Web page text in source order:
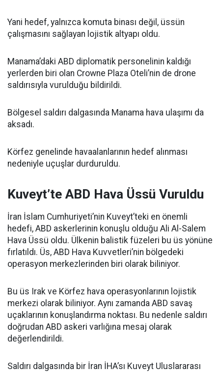
Yani hedef, yalnızca komuta binası değil, üssün
çalışmasını sağlayan lojistik altyapı oldu.
Manama’daki ABD diplomatik personelinin kaldığı
yerlerden biri olan Crowne Plaza Oteli’nin de drone
saldırısıyla vurulduğu bildirildi.
Bölgesel saldırı dalgasında Manama hava ulaşımı da
aksadı.
Körfez genelinde havaalanlarının hedef alınması
nedeniyle uçuşlar durduruldu.
Kuveyt’te ABD Hava Üssü Vuruldu
İran İslam Cumhuriyeti’nin Kuveyt’teki en önemli
hedefi, ABD askerlerinin konuşlu olduğu Ali Al-Salem
Hava Üssü oldu. Ülkenin balistik füzeleri bu üs yönüne
fırlatıldı. Üs, ABD Hava Kuvvetleri’nin bölgedeki
operasyon merkezlerinden biri olarak biliniyor.
Bu üs Irak ve Körfez hava operasyonlarının lojistik
merkezi olarak biliniyor. Aynı zamanda ABD savaş
uçaklarının konuşlandırma noktası. Bu nedenle saldırı
doğrudan ABD askeri varlığına mesaj olarak
değerlendirildi.
Saldırı dalgasında bir İran İHA’sı Kuveyt Uluslararası